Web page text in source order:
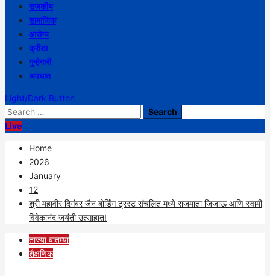
राजकीय
सामाजिक
आरोग्य
क्रीडा
गुन्हेगारी
अपघात
Light/Dark Button
Search
for:
Live
Home
2026
January
12
श्री महावीर दिगंबर जैन बोर्डिंग ट्रस्ट संचलित मध्ये राजमाता जिजाऊ आणि स्वामी
विवेकानंद जयंती उत्साहात!
ताज्या बातम्या
शैक्षणिक